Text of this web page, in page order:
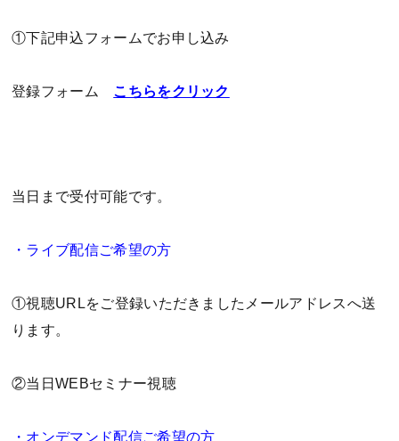
①下記申込フォームでお申し込み
登録フォーム こちらをクリック
当日まで受付可能です。
・ライブ配信ご希望の方
①視聴URLをご登録いただきましたメールアドレスへ送
ります。
②当日WEBセミナー視聴
・オンデマンド配信ご希望の方